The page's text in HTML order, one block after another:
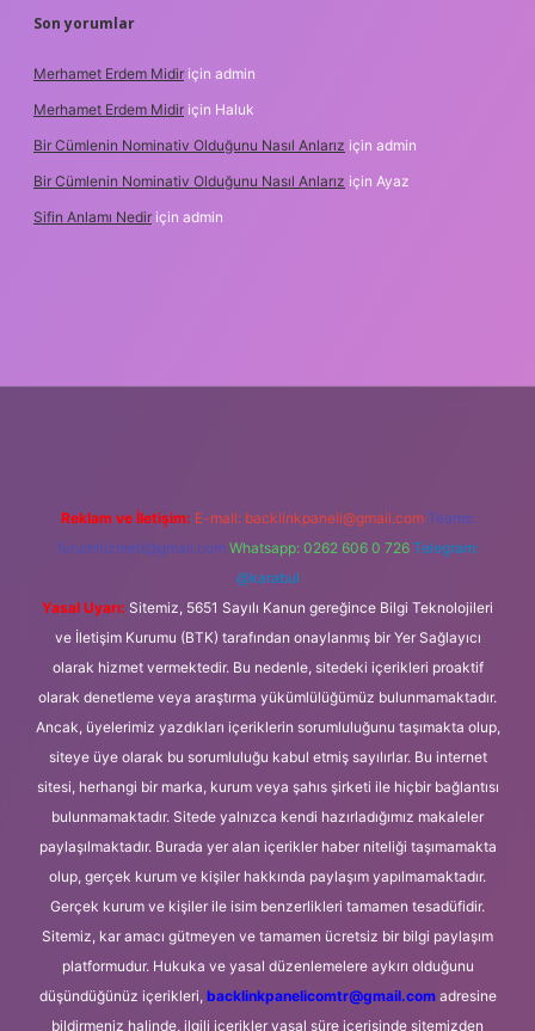
Son yorumlar
Merhamet Erdem Midir için admin
Merhamet Erdem Midir için Haluk
Bir Cümlenin Nominativ Olduğunu Nasıl Anlarız için admin
Bir Cümlenin Nominativ Olduğunu Nasıl Anlarız için Ayaz
Sifin Anlamı Nedir için admin
Reklam ve İletişim: E-mail: backlinkpaneli@gmail.com Teams:
forumhizmeti@gmail.com Whatsapp: 0262 606 0 726 Telegram:
@karabul
Yasal Uyarı: Sitemiz, 5651 Sayılı Kanun gereğince Bilgi Teknolojileri
ve İletişim Kurumu (BTK) tarafından onaylanmış bir Yer Sağlayıcı
olarak hizmet vermektedir. Bu nedenle, sitedeki içerikleri proaktif
olarak denetleme veya araştırma yükümlülüğümüz bulunmamaktadır.
Ancak, üyelerimiz yazdıkları içeriklerin sorumluluğunu taşımakta olup,
siteye üye olarak bu sorumluluğu kabul etmiş sayılırlar. Bu internet
sitesi, herhangi bir marka, kurum veya şahıs şirketi ile hiçbir bağlantısı
bulunmamaktadır. Sitede yalnızca kendi hazırladığımız makaleler
paylaşılmaktadır. Burada yer alan içerikler haber niteliği taşımamakta
olup, gerçek kurum ve kişiler hakkında paylaşım yapılmamaktadır.
Gerçek kurum ve kişiler ile isim benzerlikleri tamamen tesadüfidir.
Sitemiz, kar amacı gütmeyen ve tamamen ücretsiz bir bilgi paylaşım
platformudur. Hukuka ve yasal düzenlemelere aykırı olduğunu
düşündüğünüz içerikleri, backlinkpanelicomtr@gmail.comadresine
bildirmeniz halinde, ilgili içerikler yasal süre içerisinde sitemizden